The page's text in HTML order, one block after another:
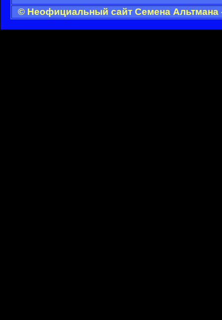
© Неофициальный сайт Семена Альтмана